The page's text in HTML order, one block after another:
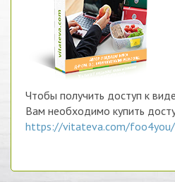
Чтобы получить доступ к
Вам необходимо купить
https://vitateva.com/foo4you/